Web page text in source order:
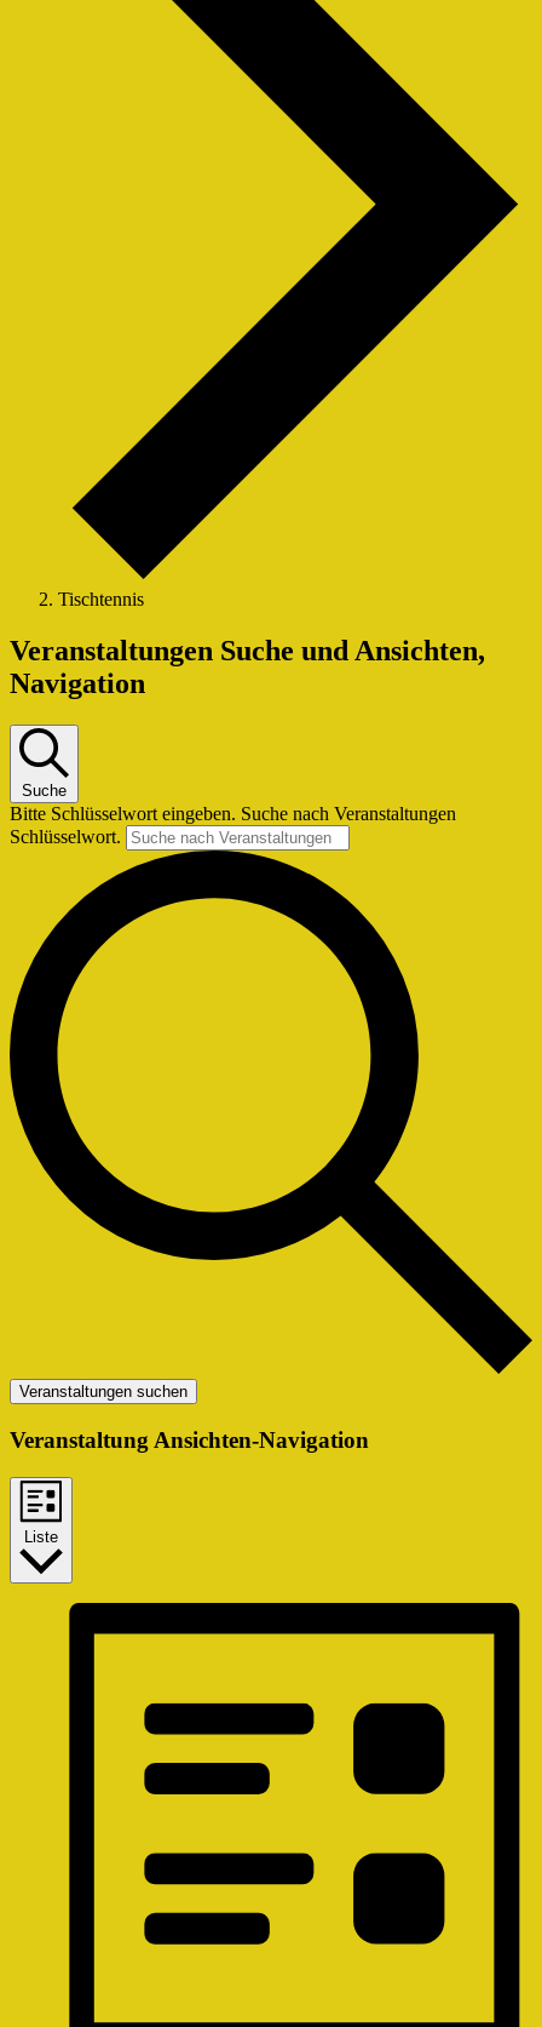
Tischtennis
Veranstaltungen
Veranstaltungen Suche und Ansichten,
Navigation
Suche
Bitte Schlüsselwort eingeben. Suche nach Veranstaltungen
Schlüsselwort.
Veranstaltungen suchen
Veranstaltung Ansichten-Navigation
Liste